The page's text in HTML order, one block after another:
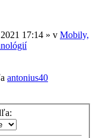
17:14 » v Mobily,
antonius40